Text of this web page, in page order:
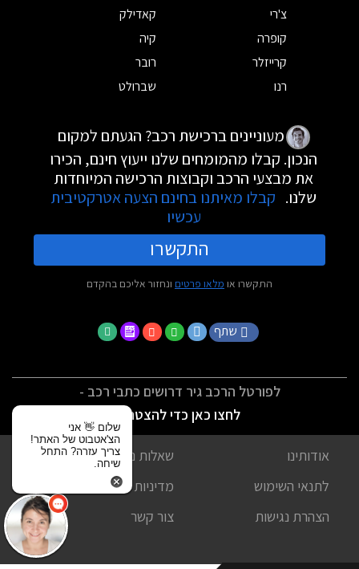
צ'רי
קאדילק
קופרה
קיה
קרייזלר
רובר
רנו
שברולט
מעוניינים ברכישת רכב? הגעתם למקום
הנכון. קבלו מהמומחים שלנו ייעוץ חינם, הכירו
את מבצעי הרכב וקבוצות הרכישה המיוחדות
שלנו. קבלו מאיתנו בחינם הצעה אטרקטיבית
עכשיו
התקשרו
התקשרו או מלאו פרטים ונחזור אליכם בהקדם
שתף
לפורטל הרכב גיר דרושים כתבי רכב -
לחצו כאן כדי להצטרף
אודותינו
שאלות נפוצות
לתנאי השימוש
מדיניות פרטיות
הצהרת נגישות
צור קשר
שלום 👋 אני
הצ'אטבוט של האתר!
צריך עזרה? התחל
שיחה.